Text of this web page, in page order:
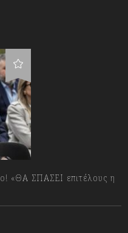
ΣΠΑΣΕΙ επιτέλους η